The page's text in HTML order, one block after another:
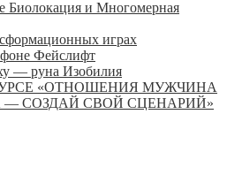
Биолокация и Многомерная
играх
Фейслифт
— руна Изобилия
«ОТНОШЕНИЯ МУЖЧИНА
СОЗДАЙ СВОЙ СЦЕНАРИЙ»